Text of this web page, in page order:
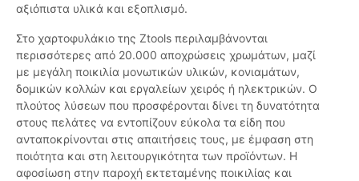
αξιόπιστα υλικά και εξοπλισμό.
Στο χαρτοφυλάκιο της Ztools περιλαμβάνονται
περισσότερες από 20.000 αποχρώσεις χρωμάτων, μαζί
με μεγάλη ποικιλία μονωτικών υλικών, κονιαμάτων,
δομικών κολλών και εργαλείων χειρός ή ηλεκτρικών. Ο
πλούτος λύσεων που προσφέρονται δίνει τη δυνατότητα
στους πελάτες να εντοπίζουν εύκολα τα είδη που
ανταποκρίνονται στις απαιτήσεις τους, με έμφαση στη
ποιότητα και στη λειτουργικότητα των προϊόντων. Η
αφοσίωση στην παροχή εκτεταμένης ποικιλίας και